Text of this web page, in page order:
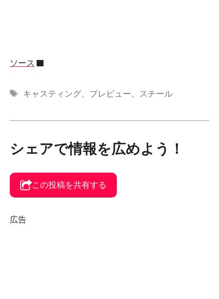
ソース
タ
キャスティング プレビュー スチール
シェアで情報を広めよう！
この投稿を共有する
広告